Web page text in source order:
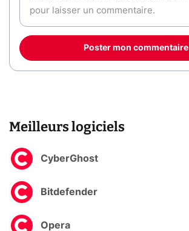
Poster mon commentaire
Meilleurs logiciels
CyberGhost
Bitdefender
Opera